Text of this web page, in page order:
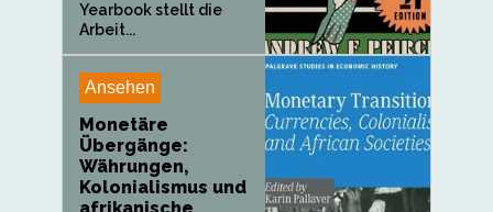
Yearbook stellt die
Arbeit...
Ansehen
Monetäre
Übergänge:
Währungen,
Kolonialismus und